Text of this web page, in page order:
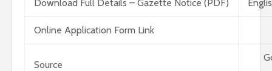
Download Full Details – Gazette Notice (PDF)
Online Application Form Link
Source